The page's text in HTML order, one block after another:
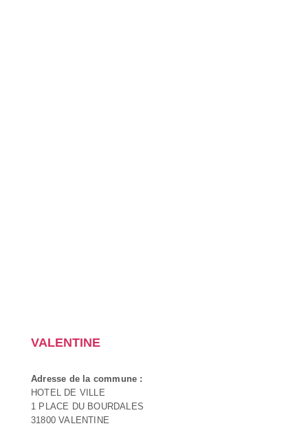
VALENTINE
Adresse de la commune :
HOTEL DE VILLE
1 PLACE DU BOURDALES
31800 VALENTINE